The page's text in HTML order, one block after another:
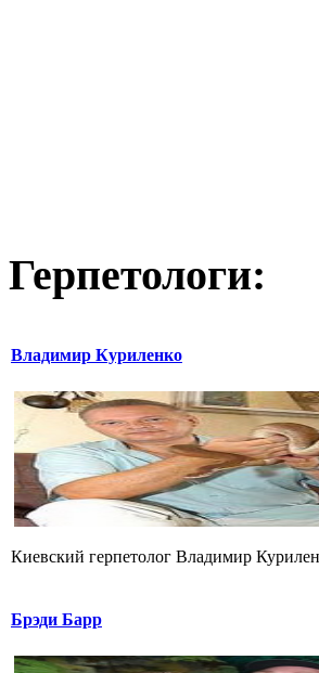
Герпетологи:
Владимир Куриленко
Киевский герпетолог Владимир
Брэди Барр